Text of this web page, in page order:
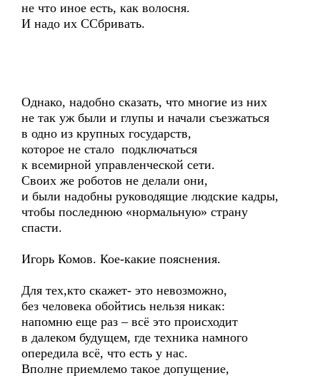
не что иное есть, как волосня.
И надо их ССбривать.
Однако, надобно сказать, что многие из них
не так уж были и глупы и начали съезжаться
в одно из крупных государств,
которое не стало подключаться
к всемирной управленческой сети.
Своих же роботов не делали они,
и были надобны руководящие людские кадры,
чтобы последнюю «нормальную» страну
спасти.
Игорь Комов. Кое-какие пояснения.
Для тех,кто скажет- это невозможно,
без человека обойтись нельзя никак:
напомню еще раз – всё это происходит
в далеком будущем, где техника намного
опередила всё, что есть у нас.
Вполне приемлемо такое допущение,